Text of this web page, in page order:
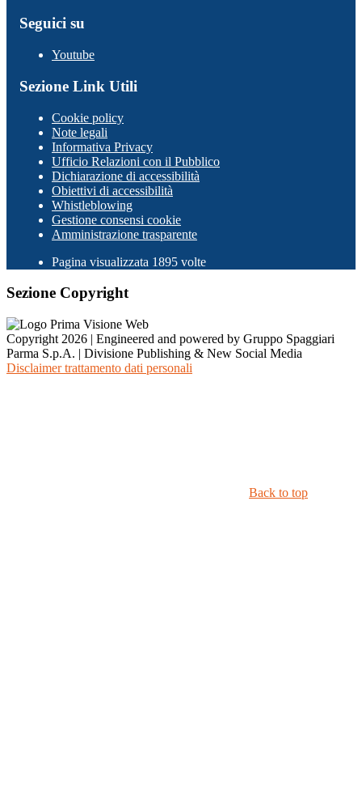
Seguici su
Youtube
Sezione Link Utili
Cookie policy
Note legali
Informativa Privacy
Ufficio Relazioni con il Pubblico
Dichiarazione di accessibilità
Obiettivi di accessibilità
Whistleblowing
Gestione consensi cookie
Amministrazione trasparente
Pagina visualizzata 1895 volte
Sezione Copyright
Copyright 2026 | Engineered and powered by Gruppo Spaggiari
Parma S.p.A. | Divisione Publishing & New Social Media
Disclaimer trattamento dati personali
Back to top